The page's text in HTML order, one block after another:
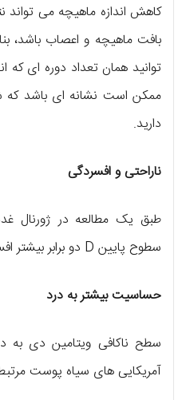
کاهش اندازه ماهیچه می تواند
بافت ماهیچه و اعصاب باشد،
توانید همان تعداد دوره ای که
دارید.
ناراحتی و افسردگی
طبق یک مطالعه در ژورنال
سطوح پایین D دو برابر بیشتر افسردگی می گیرند.
حساسیت بیشتر به درد
سطح ناکافی ویتامین دی
آمریکایی های سیاه پوست